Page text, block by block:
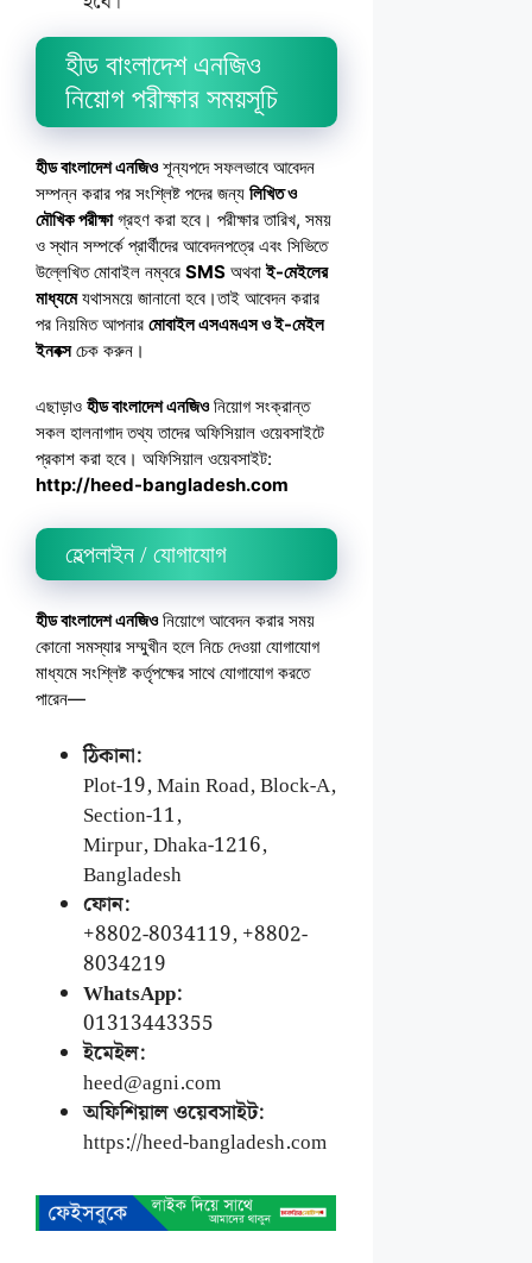
হীড বাংলাদেশ এনজিও
নিয়োগ পরীক্ষার সময়সূচি
হীড বাংলাদেশ এনজিওশূন্যপদে সফলভাবে আবেদন
সম্পন্ন করার পর সংশ্লিষ্ট পদের জন্য লিখিত ও
মৌখিক পরীক্ষাগ্রহণ করা হবে। পরীক্ষার তারিখ, সময়
ও স্থান সম্পর্কে প্রার্থীদের আবেদনপত্রে এবং সিভিতে
উল্লেখিত মোবাইল নম্বরে SMS অথবাই-মেইলের
মাধ্যমেযথাসময়ে জানানো হবে।তাই আবেদন করার
পর নিয়মিত আপনার মোবাইল এসএমএস ও ই-মেইল
ইনবক্সচেক করুন।
এছাড়াও হীড বাংলাদেশ এনজিওনিয়োগ সংক্রান্ত
সকল হালনাগাদ তথ্য তাদের অফিসিয়াল ওয়েবসাইটে
প্রকাশ করা হবে। অফিসিয়াল ওয়েবসাইট:
http://heed-bangladesh.com
হেল্পলাইন / যোগাযোগ
হীড বাংলাদেশ এনজিওনিয়োগে আবেদন করার সময়
কোনো সমস্যার সম্মুখীন হলে নিচে দেওয়া যোগাযোগ
মাধ্যমে সংশ্লিষ্ট কর্তৃপক্ষের সাথে যোগাযোগ করতে
পারেন—
ঠিকানা:
Plot-19, Main Road, Block-A,
Section-11,
Mirpur, Dhaka-1216,
Bangladesh
ফোন:
+8802-8034119, +8802-
8034219
WhatsApp:
01313443355
ইমেইল:
heed@agni.com
অফিশিয়াল ওয়েবসাইট:
https://heed-bangladesh.com